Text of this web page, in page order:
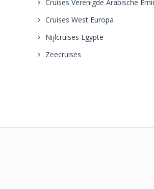
Cruises Verenigde Arabische
Cruises West Europa
Nijlcruises Egypte
Zeecruises